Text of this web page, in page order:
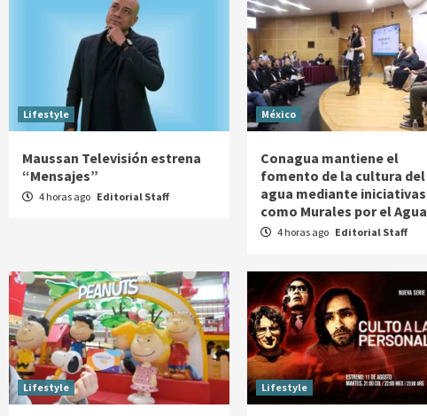
Lifestyle
Maussan Televisión estrena
“Mensajes”
4 horas ago Editorial Staff
México
Conagua mantiene el
fomento de la cultura del
agua mediante iniciativas
como Murales por el Agua
4 horas ago Editorial Staff
Lifestyle Lifestyle